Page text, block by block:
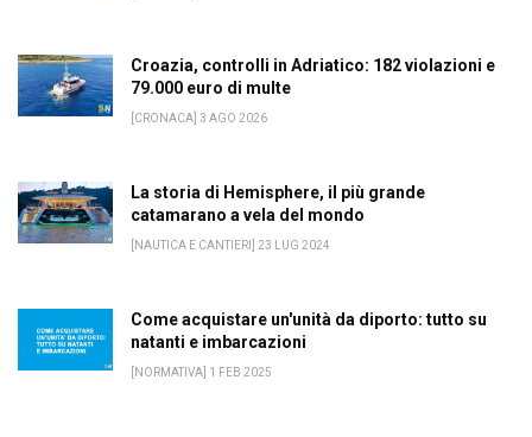
Croazia, controlli in Adriatico: 182 violazioni e
79.000 euro di multe
[CRONACA] 3 AGO 2026
La storia di Hemisphere, il più grande
catamarano a vela del mondo
[NAUTICA E CANTIERI] 23 LUG 2024
Come acquistare un'unità da diporto: tutto su
natanti e imbarcazioni
[NORMATIVA] 1 FEB 2025